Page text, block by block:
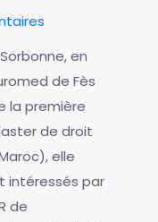
en
de Fès
la première
de droit
elle
intéressés par
de